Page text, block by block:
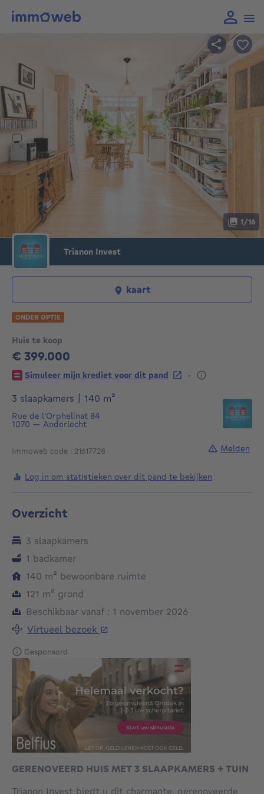
Huis te koop
€ 399.000
399000€
Simuleer mijn krediet voor dit pand
-
3 slaapkamers
140 m²
Rue de l'Orphelinat 84
1070 — Anderlecht
Immoweb code : 21617728
Trianon Invest
1/16
kaart
ONDER OPTIE
Log in om statistieken over dit pand te bekijken
Melden
Overzicht
3 slaapkamers
1 badkamer
140 m² vierkante meters
bewoonbare ruimte
121 m² vierkante meters
grond
Beschikbaar vanaf : 1 november 2026
Virtueel bezoek
Gesponsord
GERENOVEERD HUIS MET 3 SLAAPKAMERS + TUIN
Trianon Invest biedt u dit charmante, gerenoveerde